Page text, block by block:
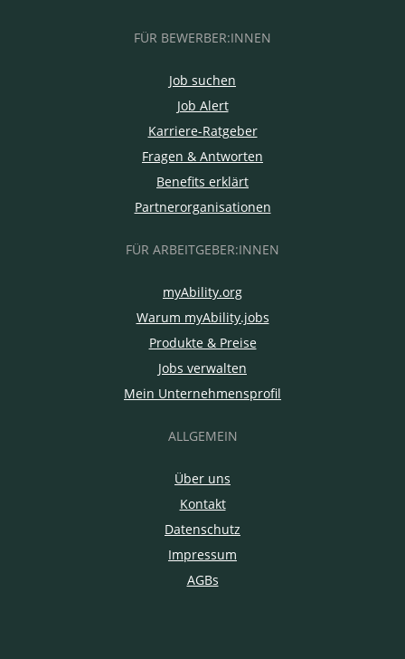
FÜR BEWERBER:INNEN
Job suchen
Job Alert
Karriere-Ratgeber
Fragen & Antworten
Benefits erklärt
Partnerorganisationen
FÜR ARBEITGEBER:INNEN
myAbility.org
Warum myAbility.jobs
Produkte & Preise
Jobs verwalten
Mein Unternehmensprofil
ALLGEMEIN
Über uns
Kontakt
Datenschutz
Impressum
AGBs